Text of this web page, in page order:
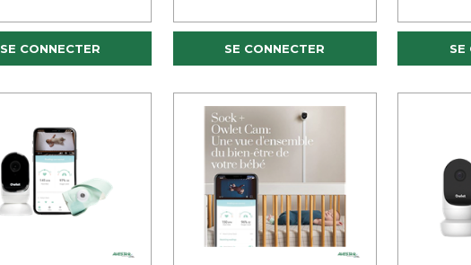
SE CONNECTER SE CONNECTER SE